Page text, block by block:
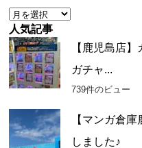
ア
ー
カ
イ
ブ
人気記事
【鹿児島店
ガチャ...
739件のビュー
【マンガ倉
しました♪